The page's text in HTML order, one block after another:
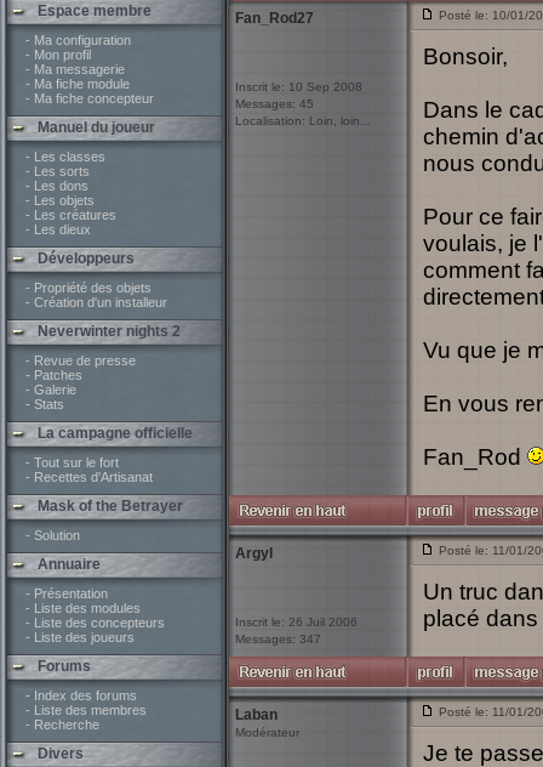
Espace membre
- Ma configuration
- Mon profil
- Ma messagerie
- Ma fiche module
- Ma fiche concepteur
Manuel du joueur
- Les classes
- Les sorts
- Les dons
- Les objets
- Les créatures
- Les dieux
Développeurs
- Propriété des objets
- Création d'un installeur
Neverwinter nights 2
- Revue de presse
- Patches
- Galerie
- Stats
La campagne officielle
- Tout sur le fort
- Recettes d'Artisanat
Mask of the Betrayer
- Solution
Annuaire
- Présentation
- Liste des modules
- Liste des concepteurs
- Liste des joueurs
Forums
- Index des forums
- Liste des membres
- Recherche
Divers
Fan_Rod27
Inscrit le: 10 Sep 2008
Messages: 45
Localisation: Loin, loin...
Posté le: 10/01/
Bonsoir,
Dans le
chemin
nous
Pour ce
voulais, je
comment
Vu que je
En vous
Fan_Rod
Argyl
Inscrit le: 26 Juil 2006
Messages: 347
Posté le: 11/01/
Un truc
placé
Laban
Modérateur
Posté le: 11/01/
Je te